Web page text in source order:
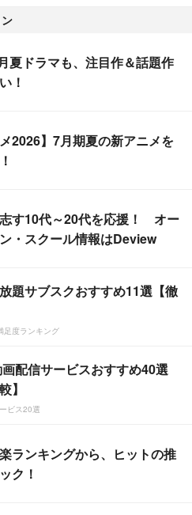
夏ドラマも、注目作＆話題作
！
メ2026】7月期夏の新アニメを
す10代～20代を応援！ オー
・スクール情報はDeview
題サブスクおすすめ11選【徹
足度ランキング
配信サービスおすすめ40選
】
ビス20選
ランキングから、ヒットの推
ク！